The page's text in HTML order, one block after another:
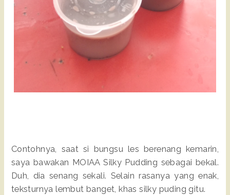
Contohnya, saat si bungsu les berenang kemarin,
saya bawakan MOIAA Silky Pudding sebagai bekal.
Duh, dia senang sekali. Selain rasanya yang enak,
teksturnya lembut banget, khas silky puding gitu.